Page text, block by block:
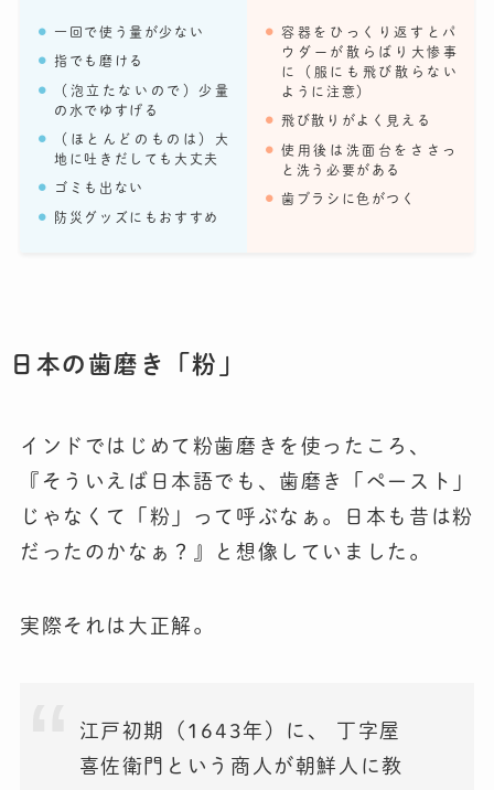
一回で使う量が少ない
指でも磨ける
（泡立たないので）少量
の水でゆすげる
（ほとんどのものは）大
地に吐きだしても大丈夫
ゴミも出ない
防災グッズにもおすすめ
容器をひっくり返すとパ
ウダーが散らばり大惨事
に（服にも飛び散らない
ように注意）
飛び散りがよく見える
使用後は洗面台をささっ
と洗う必要がある
歯ブラシに色がつく
日本の歯磨き「粉」
インドではじめて粉歯磨きを使ったころ、
『そういえば日本語でも、歯磨き「ペースト」
じゃなくて「粉」って呼ぶなぁ。日本も昔は粉
だったのかなぁ？』と想像していました。
実際それは大正解。
江戸初期（1643年）に、 丁字屋
喜佐衛門という商人が朝鮮人に教